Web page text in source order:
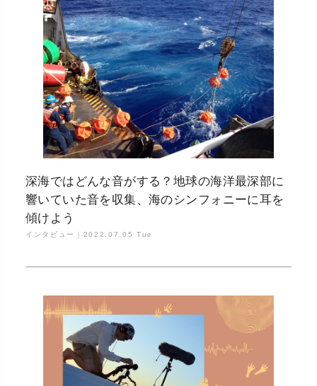
深海ではどんな音がする？地球の海洋最深部に
響いていた音を収集、海のシンフォニーに耳を
傾けよう
インタビュー｜ 2022.07.05 Tue